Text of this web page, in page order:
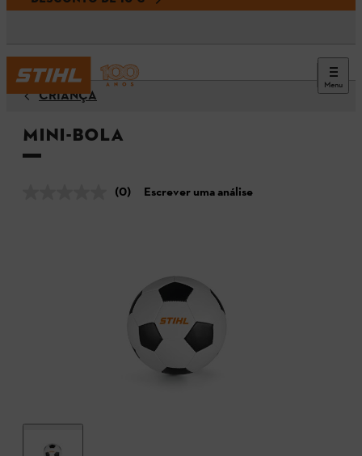
Menu
CRIANÇA
Mini-bola
(0) Escrever uma análise